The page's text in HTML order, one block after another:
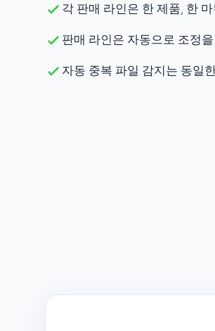
각 판매 라인은 한 제품, 한
판매 라인은 자동으로 조정
자동 중복 파일 감지는 동일